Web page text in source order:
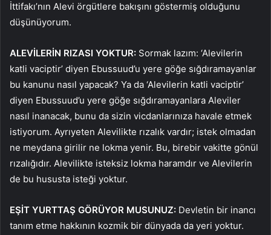
İttifakı’nın Alevi örgütlere bakışını göstermiş olduğunu
düşünüyorum.
ALEVİLERİN RIZASI YOKTUR: Sormak lazım: ‘Alevilerin
katli vaciptir’ diyen Ebussuud’u yere göğe sığdıramayanlar
bu kanunu nasıl yapacak? Ya da ‘Alevilerin katli vaciptir’
diyen Ebussuud’u yere göğe sığdıramayanlara Aleviler
nasıl inanacak, bunu da sizin vicdanlarınıza havale etmek
istiyorum. Ayrıyeten Alevilikte rızalık vardır; istek olmadan
ne meydana girilir ne lokma yenir. Bu, birebir vakitte gönül
rızalığıdır. Alevilikte isteksiz lokma haramdır ve Alevilerin
de bu hususta isteği yoktur.
EŞİT YURTTAŞ GÖRÜYOR MUSUNUZ: Devletin bir inancı
tanım etme hakkının kozmik bir dünyada da yeri yoktur.